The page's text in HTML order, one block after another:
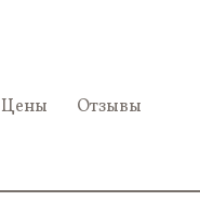
Цены
Отзывы